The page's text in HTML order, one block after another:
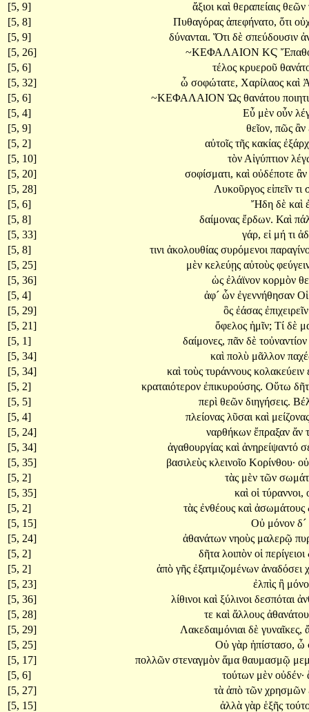
[5, 9]
ἄξιοι καὶ θεραπείαις θεῶν
[5, 8]
Πυθαγόρας ἀπεφήνατο, ὅτι
[5, 9]
δύνανται. Ὅτι δὲ σπεύδουσιν
[5, 26]
~ΚΕΦΑΛΑΙΟΝ ΚϚ
[5, 6]
τέλος κρυεροῦ
[5, 32]
ὦ σοφώτατε, Χαρίλαος καὶ
[5, 6]
~ΚΕΦΑΛΑΙΟΝ Ὡς θανάτου
[5, 4]
Εὖ μὲν οὖν
[5, 9]
θεῖον, πῶς ἂν
[5, 2]
αὐτοῖς τῆς κακίας
[5, 10]
τὸν Αἰγύπτιον
[5, 20]
σοφίσματι, καὶ οὐδέποτε ἂν
[5, 28]
Λυκοῦργος εἰπεῖν τι
[5, 6]
Ἤδη δὲ καὶ
[5, 8]
δαίμονας ἔρδων. Καὶ
[5, 33]
γάρ, εἰ μή τι
[5, 8]
τινι ἀκολουθίας συρόμενοι
[5, 25]
μὲν κελεύῃς αὐτοὺς
[5, 36]
ὡς ἐλάϊνον κορμὸν
[5, 4]
ἀφ´ ὧν ἐγεννήθησαν
[5, 29]
ὃς ἐάσας
[5, 21]
ὄφελος ἡμῖν; Τί δὲ
[5, 1]
δαίμονες, πᾶν δὲ τοὐναντίον
[5, 34]
καὶ πολὺ μᾶλλον
[5, 34]
καὶ τοὺς τυράννους κολακεύειν
[5, 2]
κραταιότερον ἐπικυρούσης. Οὕτω
[5, 5]
περὶ θεῶν διηγήσεις.
[5, 4]
πλείονας λῦσαι καὶ
[5, 24]
ναρθήκων ἔπραξαν ἄν
[5, 34]
ἀγαθουργίας καὶ ἀνηρείψαντό
[5, 35]
βασιλεὺς κλεινοῖο Κορίνθου·
[5, 2]
τὰς μὲν τῶν
[5, 35]
καὶ οἱ τύραννοι,
[5, 2]
τὰς ἐνθέους καὶ ἀσωμάτους
[5, 15]
Οὐ μόνον δ´
[5, 24]
ἀθανάτων νηοὺς μαλερῷ
[5, 2]
δῆτα λοιπὸν οἱ περίγειοι
[5, 2]
ἀπὸ γῆς ἐξατμιζομένων ἀναδόσει
[5, 23]
ἐλπὶς ἢ
[5, 36]
λίθινοι καὶ ξύλινοι δεσπόται
[5, 28]
τε καὶ ἄλλους
[5, 29]
Λακεδαιμόνιαι δὲ γυναῖκες,
[5, 25]
Οὐ γὰρ ἠπίστασο, ὦ
[5, 17]
πολλῶν στεναγμὸν ἅμα θαυμασμῷ
[5, 6]
τούτων μὲν οὐδέν·
[5, 27]
τὰ ἀπὸ τῶν χρησμῶν
[5, 15]
ἀλλὰ γὰρ ἑξῆς